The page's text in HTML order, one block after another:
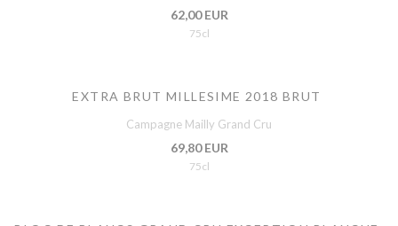
62,00 EUR
75cl
EXTRA BRUT MILLESIME 2018 BRUT
Campagne Mailly Grand Cru
69,80 EUR
75cl